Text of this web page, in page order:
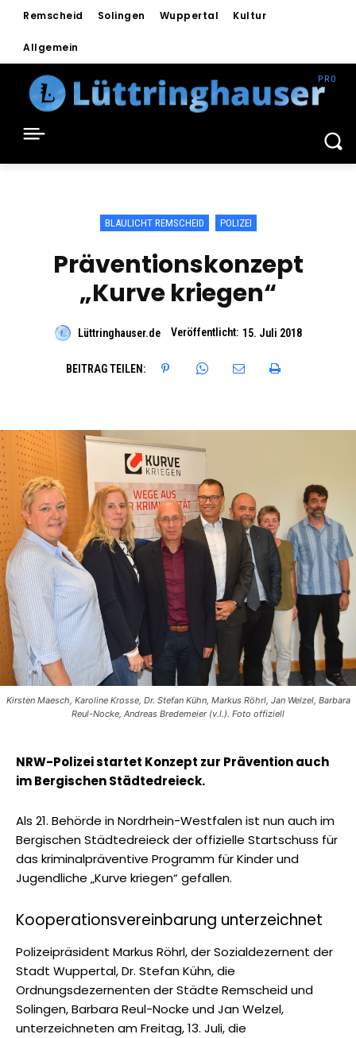
Remscheid Solingen Wuppertal Kultur
Allgemein
BLAULICHT REMSCHEID POLIZEI
Präventionskonzept
„Kurve kriegen“
Lüttringhauser.de Veröffentlicht: 15. Juli 2018
BEITRAG TEILEN:
Kirsten Maesch, Karoline Krosse, Dr. Stefan Kühn, Markus Röhrl, Jan Welzel, Barbara
Reul-Nocke, Andreas Bredemeier (v.l.). Foto offiziell
NRW-Polizei startet Konzept zur Prävention auch
im Bergischen Städtedreieck.
Als 21. Behörde in Nordrhein-Westfalen ist nun auch im
Bergischen Städtedreieck der offizielle Startschuss für
das kriminalpräventive Programm für Kinder und
Jugendliche „Kurve kriegen“ gefallen.
Kooperationsvereinbarung unterzeichnet
Polizeipräsident Markus Röhrl, der Sozialdezernent der
Stadt Wuppertal, Dr. Stefan Kühn, die
Ordnungsdezernenten der Städte Remscheid und
Solingen, Barbara Reul-Nocke und Jan Welzel,
unterzeichneten am Freitag, 13. Juli, die